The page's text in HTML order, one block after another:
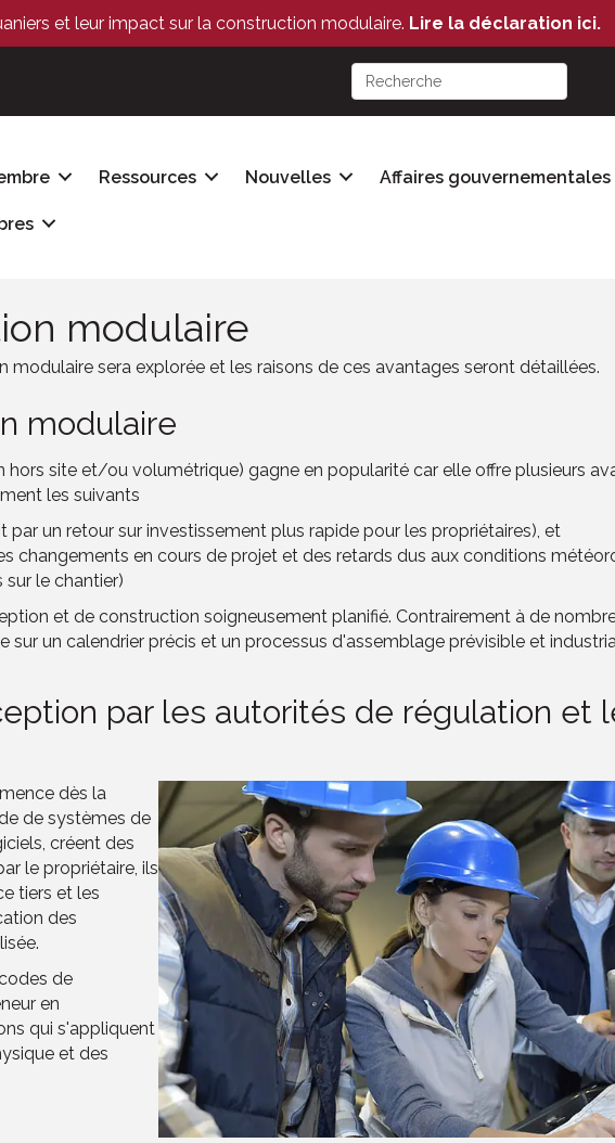
et leur impact sur la construction modulaire. Lire la déclaration ici.
Ressources Nouvelles Affaires gouvernementales
modulaire
sera explorée et les raisons de ces avantages seront détaillées.
modulaire
site et/ou volumétrique) gagne en popularité car elle offre plusieurs
les suivants
un retour sur investissement plus rapide pour les propriétaires), et
changements en cours de projet et des retards dus aux conditions
le chantier)
et de construction soigneusement planifié. Contrairement à de
un calendrier précis et un processus d'assemblage prévisible et
par les autorités de régulation et
dès la
de systèmes de
créent des
le propriétaire, ils
tiers et les
des
de
en
qui s'appliquent
et des